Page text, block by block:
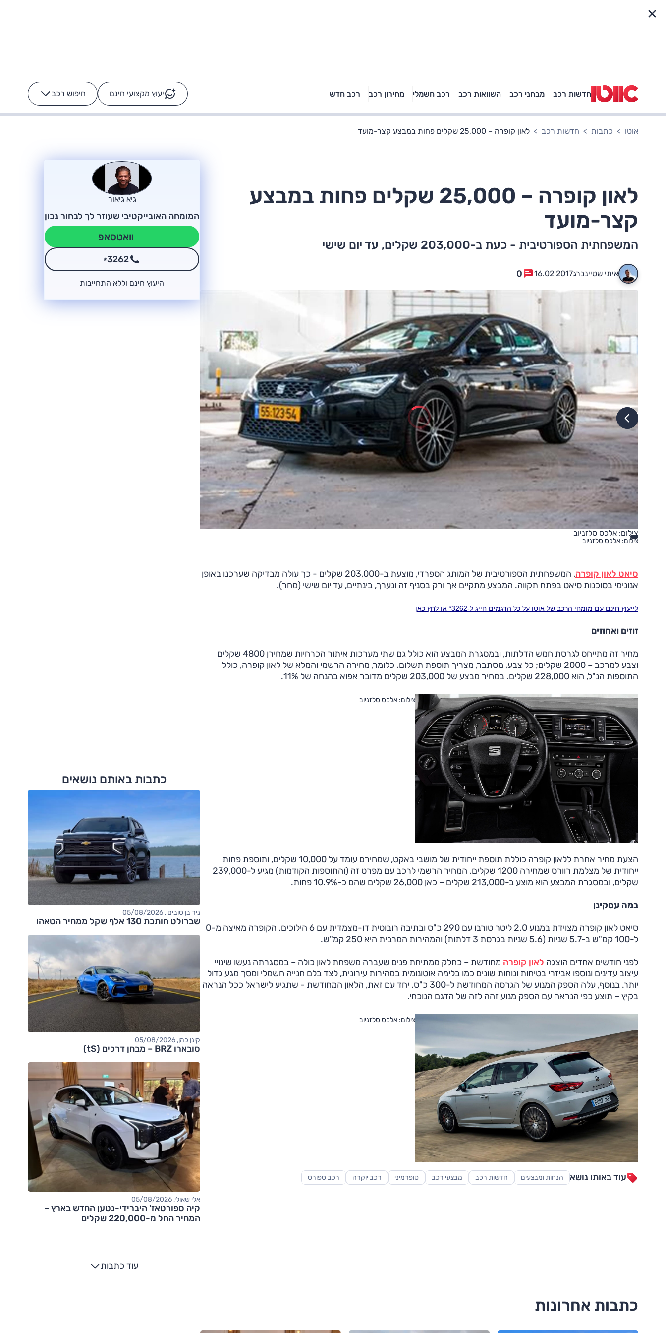
חדשות רכב מבחני רכב השוואות רכב רכב חשמלי מחירון רכב רכב חדש יעוץ מקצועי חינם חיפוש רכב -
באיזה רכב פנאי נוסעת
טויוטה ראב 4, קיה
ספורטאז' לונג ויונדאי
הנייר ועל הכביש
רכבי הסלבס: על מה נוסע
הרכב לא מתקלקל. המסך
כן
אוטו כתבות חדשות רכב לאון קופרה – 25,000 שקלים פחות במבצע קצר-מועד
לאון קופרה – 25,000 שקלים פחות במבצע
קצר-מועד
המשפחתית הספורטיבית - כעת ב-203,000 שקלים, עד יום שישי
איתי שטיינברג16.02.2017
0
צילום: אלכס סלזניוב
צילום: אלכס סלזניוב
סיאט לאון קופרה
, המשפחתית הספורטיבית של המותג הספרדי, מוצעת ב-203,000 שקלים - כך עולה מבדיקה שערכנו באופן
אנונימי בסוכנות סיאט בפתח תקווה. המבצע מתקיים אך ורק בסניף זה ונערך, בינתיים, עד יום שישי (מחר).
לייעוץ חינם עם מומחי הרכב של אוטו על כל הדגמים חייג ל-3262* או לחץ כאן
זוזים ואחוזים
מחיר זה מתייחס לגרסת חמש הדלתות, ובמסגרת המבצע הוא כולל גם שתי מערכות איתור הכרחיות שמחירן 4800 שקלים
וצבע למרכב – 2000 שקלים; כל צבע, מסתבר, מצריך תוספת תשלום. כלומר, מחירה הרשמי והמלא של לאון קופרה, כולל
התוספות הנ"ל, הוא 228,000 שקלים. במחיר מבצע של 203,000 שקלים מדובר אפוא בהנחה של 11%.
צילום: אלכס סלזניוב
הצעת מחיר אחרת ללאון קופרה כוללת תוספת ייחודית של מושבי באקט, שמחירם עומד על 10,000 שקלים, ותוספת פחות
ייחודית של מצלמת רוורס שמחירה 1200 שקלים. המחיר הרשמי לרכב עם מפרט זה (והתוספות הקודמות) מגיע ל-239,000
שקלים, ובמסגרת המבצע הוא מוצע ב-213,000 שקלים – כאן 26,000 שקלים שהם כ-10.9% פחות.
במה עסקינן
סיאט לאון קופרה מצוידת במנוע 2.0 ליטר טורבו עם 290 כ"ס ובתיבה רובוטית דו-מצמדית עם 6 הילוכים. הקופרה מאיצה מ-0
ל-100 קמ"ש ב-5.7 שניות (5.6 שניות בגרסת 3 דלתות) והמהירות המרבית היא 250 קמ"ש.
לפני חודשים אחדים הוצגה לאון קופרה מחודשת – כחלק ממתיחת פנים שעברה משפחת לאון כולה – במסגרתה נעשו שינויי
עיצוב עדינים ונוספו אביזרי בטיחות ונוחות שונים כמו בלימה אוטונומית במהירות עירונית, לצד בלם חנייה חשמלי ומסך מגע גדול
יותר. בנוסף, עלה הספק המנוע של הגרסה המחודשת ל-300 כ"ס. יחד עם זאת, הלאון המחודשת - שתגיע לישראל ככל הנראה
בקיץ – תוצע כפי הנראה עם הספק מנוע זהה לזה של הדגם הנוכחי.
צילום: אלכס סלזניוב
עוד באותו נושא הנחות ומבצעים חדשות רכב מבצעי רכב סופרמיני רכב יוקרה רכב ספורט
כתבות אחרונות
גיא גיאור
המומחה האובייקטיבי שעוזר לך לבחור נכון
וואטסאפ
*3262
היעוץ חינם וללא התחייבות
כתבות באותם נושאים
ניר בן טובים , 05/08/2026
שברולט חותכת 130 אלף שקל ממחיר הטאהו
קינן כהן, 05/08/2026
סובארו BRZ – מבחן דרכים (tS)
אלי שאולי, 05/08/2026
קיה ספורטאז' היברידי-נטען החדש בארץ –
המחיר החל מ-220,000 שקלים
עוד כתבות